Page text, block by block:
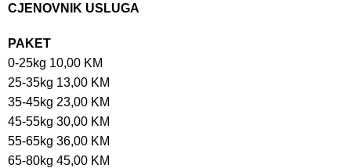
CJENOVNIK USLUGA
PAKET
0-25kg 10,00 KM
25-35kg 13,00 KM
35-45kg 23,00 KM
45-55kg 30,00 KM
55-65kg 36,00 KM
65-80kg 45,00 KM